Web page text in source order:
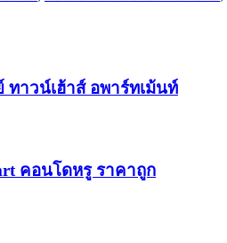
าวน์เฮ้าส์ อพาร์ทเม้นท์
คอนโดหรู ราคาถูก